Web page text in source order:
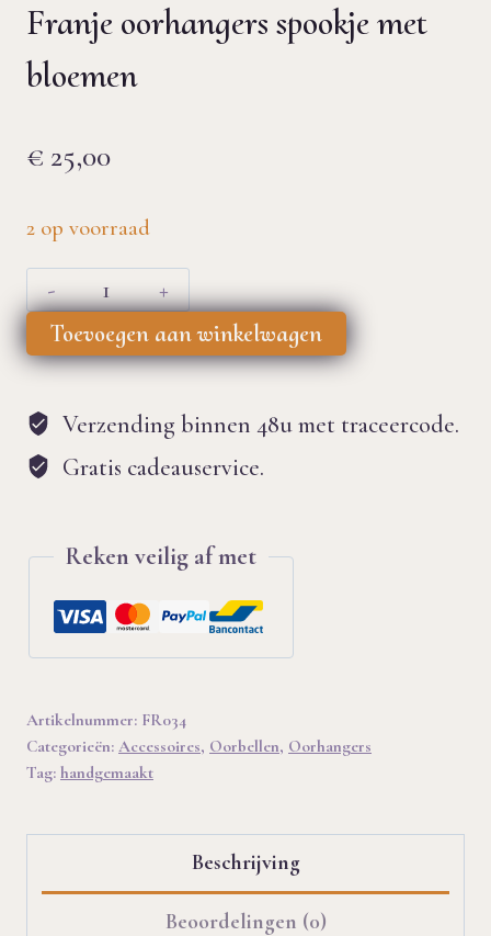
Franje oorhangers spookje met
bloemen
€ 25,00
2 op voorraad
Franje
oorhangers
spookje
bloemen
aantal
Toevoegen aan winkelwagen
Verzending binnen 48u met traceercode.
Gratis cadeauservice.
Reken veilig af met
Artikelnummer: FR034
Categorieën: Accessoires, Oorbellen, Oorhangers
Tag: handgemaakt
Beschrijving
Beoordelingen (0)